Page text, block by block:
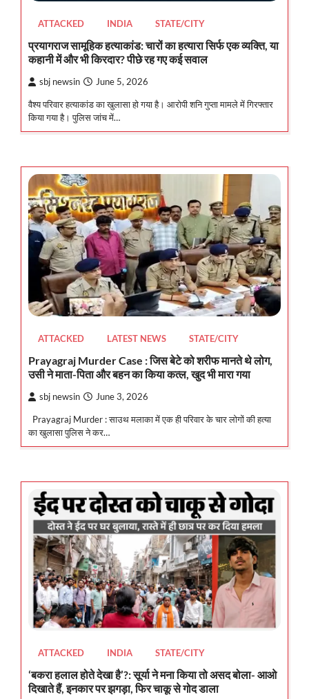
ATTACKED INDIA STATE/CITY
प्रयागराज सामूहिक हत्याकांड: चारों का हत्यारा सिर्फ एक व्यक्ति, या
कहानी में और भी किरदार? पीछे रह गए कई सवाल
sbj newsin June 5, 2026
वैश्य परिवार हत्याकांड का खुलासा हो गया है। आरोपी शनि गुप्ता मामले में गिरफ्तार
किया गया है। पुलिस जांच में…
ATTACKED LATEST NEWS STATE/CITY
Prayagraj Murder Case : जिस बेटे को शरीफ मानते थे लोग,
उसी ने माता-पिता और बहन का किया कत्ल, खुद भी मारा गया
sbj newsin June 3, 2026
Prayagraj Murder : साउथ मलाका में एक ही परिवार के चार लोगों की हत्या
का खुलासा पुलिस ने कर…
ATTACKED INDIA STATE/CITY
‘बकरा हलाल होते देखा है’?: सूर्या ने मना किया तो असद बोला- आओ
दिखाते हैं, इनकार पर झगड़ा, फिर चाकू से गोद डाला